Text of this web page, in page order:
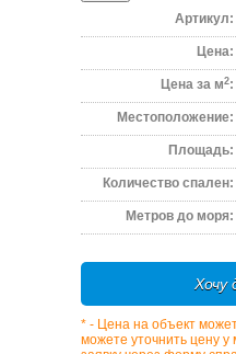
Артикул:
Цена:
Цена за м2:
Местоположение:
Площадь:
Количество спален:
Метров до моря:
Хочу
* - Цена на объект
можете уточнить цену